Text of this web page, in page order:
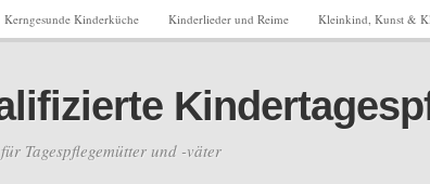
Kerngesunde Kinderküche Kinderlieder und Reime Kleinkind, Kunst &
Tagespflegemütter und -väter